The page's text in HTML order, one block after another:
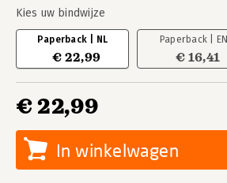
Kies uw bindwijze
Paperback | NL
€ 22,99
Paperback | EN
€ 16,41
€ 22,99
In winkelwagen